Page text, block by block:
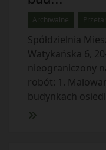
Archiwalne
Spółdzielnia
Watykańska 6,
nieograniczony
robót: 1.
budynkach